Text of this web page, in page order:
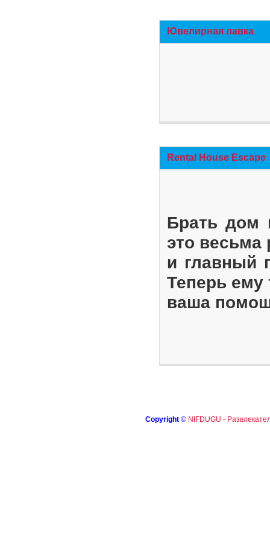
Ювелирная лавка
Rental House Escape
Брать дом
это весьма
и главный
Теперь ему
ваша
Copyright © NIFDUGU -